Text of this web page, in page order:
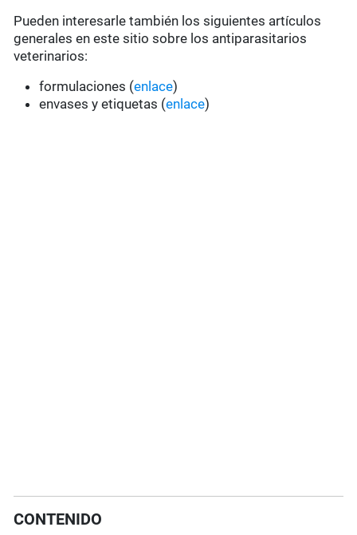
Pueden interesarle también los siguientes artículos
generales en este sitio sobre los antiparasitarios
veterinarios:
formulaciones (enlace)
envases y etiquetas (enlace)
CONTENIDO